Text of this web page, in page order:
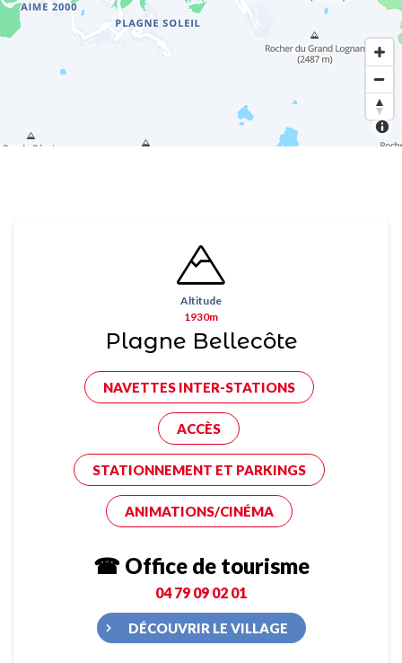
Altitude
1930m
Plagne Bellecôte
NAVETTES INTER-STATIONS
ACCÈS
STATIONNEMENT ET PARKINGS
ANIMATIONS/CINÉMA
☎ Office de tourisme
04 79 09 02 01
DÉCOUVRIR LE VILLAGE